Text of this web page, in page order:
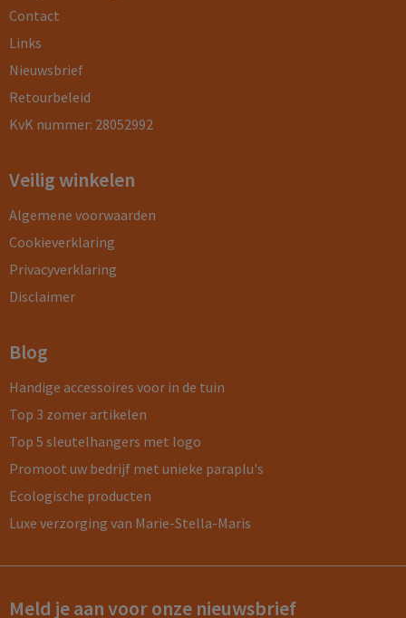
Contact
Links
Nieuwsbrief
Retourbeleid
KvK nummer: 28052992
Veilig winkelen
Algemene voorwaarden
Cookieverklaring
Privacyverklaring
Disclaimer
Blog
Handige accessoires voor in de tuin
Top 3 zomer artikelen
Top 5 sleutelhangers met logo
Promoot uw bedrijf met unieke paraplu's
Ecologische producten
Luxe verzorging van Marie-Stella-Maris
Meld je aan voor onze nieuwsbrief